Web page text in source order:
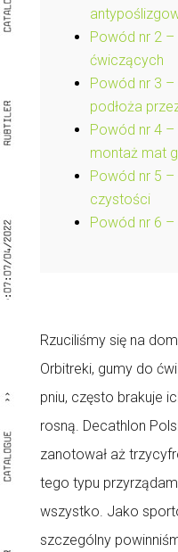
Powód nr 2
ćwiczących
Powód nr 3
podłoża
Powód nr 4
montaż mat
Powód nr 5
czystości
Powód nr 6
Rzuciliśmy się na
Orbitreki, gumy do
pniu, często brakuje
rosną. Decathlon
zanotował aż
tego typu
wszystko. Jako
szczególny